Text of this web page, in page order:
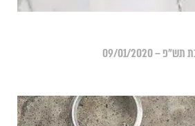
09/01/2020